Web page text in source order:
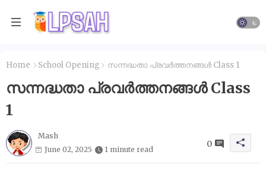
Home School Opening സന്നദ്ധതാ പ്രവർത്തനങ്ങൾ Class 1
സന്നദ്ധതാ പ്രവർത്തനങ്ങൾ Class
1
Mash
June 02, 2025
1 minute read
0